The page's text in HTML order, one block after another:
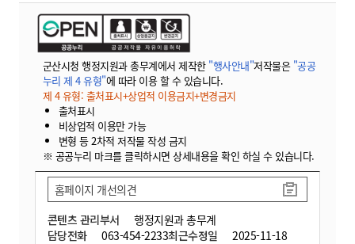
군산시청 행정지원과 총무계에서 제작한 "행사안내"저작물은 "공공
누리 제 4 유형"에 따라 이용 할 수 있습니다.
제 4 유형: 출처표시+상업적 이용금지+변경금지
출처표시
비상업적 이용만 가능
변형 등 2차적 저작물 작성 금지
※ 공공누리 마크를 클릭하시면 상세내용을 확인 하실 수 있습니다.
콘텐츠 관리부서
행정지원과 총무계
담당전화
063-454-2233최근수정일 2025-11-18
홈페이지 개선의견